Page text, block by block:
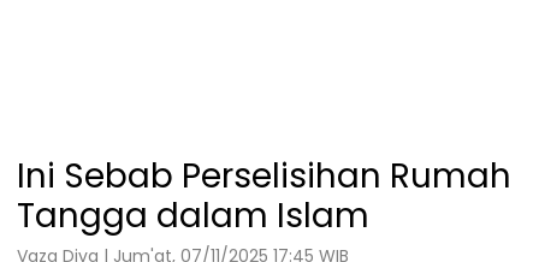
Ini Sebab Perselisihan Rumah
Tangga dalam Islam
Vaza Diva | Jum'at, 07/11/2025 17:45 WIB